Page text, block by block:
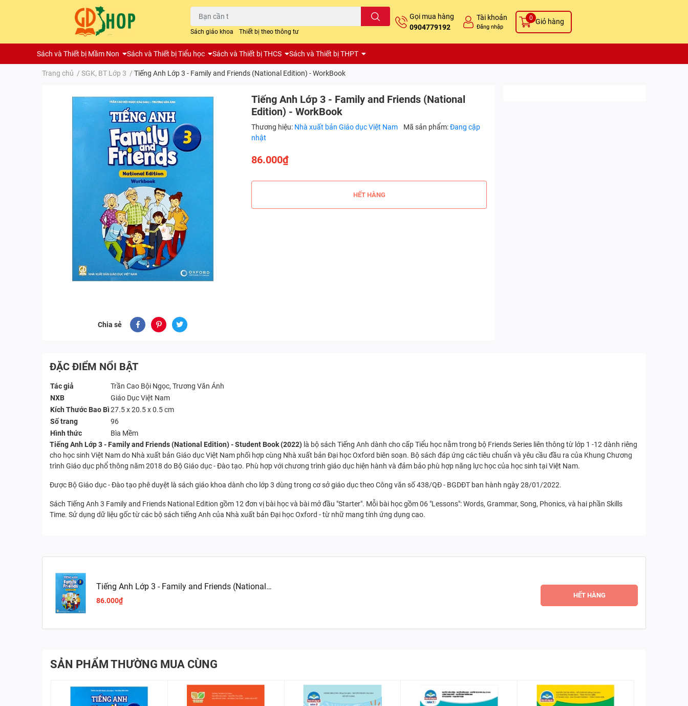
Sách giáo khoa Thiết bị theo thông tư
Gọi mua hàng
0904779192
Tài khoản
Đăng nhập
Giỏ hàng
0
Sách và Thiết bị Mầm Non Sách và Thiết bị Tiểu học Sách và Thiết bị THCS Sách và Thiết bị THPT
Trang chủ / SGK, BT Lớp 3 / Tiếng Anh Lớp 3 - Family and Friends (National Edition) - WorkBook
Chia sẻ
Tiếng Anh Lớp 3 - Family and Friends (National
Edition) - WorkBook
Thương hiệu: Nhà xuất bản Giáo dục Việt Nam Mã sản phẩm:Đang cập
nhật
86.000₫
HẾT HÀNG
ĐẶC ĐIỂM NỔI BẬT
Tác giả
Trần Cao Bội Ngọc, Trương Văn Ánh
NXB
Giáo Dục Việt Nam
Kích Thước Bao Bì27.5 x 20.5 x 0.5 cm
Số trang
96
Hình thức
Bìa Mềm
Tiếng Anh Lớp 3 - Family and Friends (National Edition) - Student Book (2022) là bộ sách Tiếng Anh dành cho cấp Tiểu học nằm trong bộ Friends Series liên thông từ lớp 1 -12 dành riêng
cho học sinh Việt Nam do Nhà xuất bản Giáo dục Việt Nam phối hợp cùng Nhà xuất bản Đại học Oxford biên soạn. Bộ sách đáp ứng các tiêu chuẩn và yêu cầu đầu ra của Khung Chương
trình Giáo dục phổ thông năm 2018 do Bộ Giáo dục - Đào tạo. Phù hợp với chương trình giáo dục hiện hành và đảm bảo phù hợp năng lực học của học sinh tại Việt Nam.
Được Bộ Giáo dục - Đào tạo phê duyệt là sách giáo khoa dành cho lớp 3 dùng trong cơ sở giáo dục theo Công văn số 438/QĐ - BGDĐT ban hành ngày 28/01/2022.
Sách Tiếng Anh 3 Family and Friends National Edition gồm 12 đơn vị bài học và bài mở đầu "Starter". Mỗi bài học gồm 06 "Lessons": Words, Grammar, Song, Phonics, và hai phần Skills
Time. Sử dụng dữ liệu gốc từ các bộ sách tiếng Anh của Nhà xuất bản Đại học Oxford - từ nhữ mang tính ứng dụng cao.
Tiếng Anh Lớp 3 - Family and Friends (National
Edition) - WorkBook
86.000₫
HẾT HÀNG
SẢN PHẨM THƯỜNG MUA CÙNG